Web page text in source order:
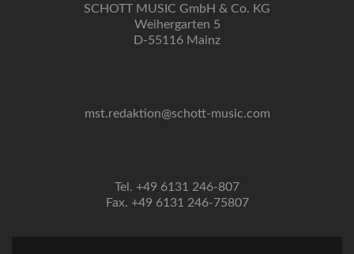
SCHOTT MUSIC GmbH & Co. KG
Weihergarten 5
D-55116 Mainz
mst.redaktion@schott-music.com
Tel. +49 6131 246-807
Fax. +49 6131 246-75807